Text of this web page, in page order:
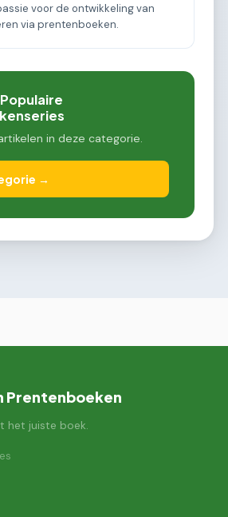
voor de ontwikkeling van
via prentenboeken.
in deze categorie.
→
het juiste boek.